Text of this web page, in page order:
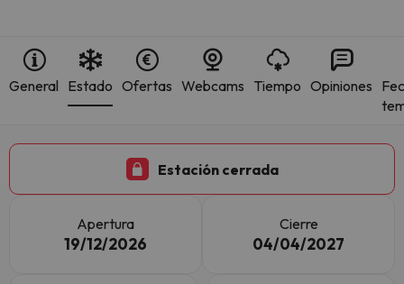
General Estado Ofertas Webcams Tiempo Opiniones
Estación cerrada
Apertura
19/12/2026
Cierre
04/04/2027